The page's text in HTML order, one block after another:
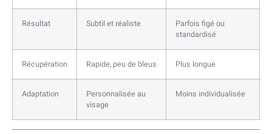
Résultat Subtil et réaliste
Parfois figé ou
standardisé
Récupération Rapide, peu de bleus Plus longue
Adaptation
Personnalisée au
visage
Moins individualisée